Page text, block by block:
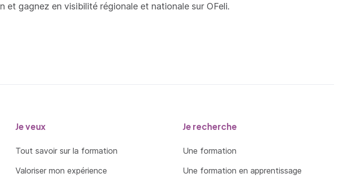
gagnez en visibilité régionale et nationale sur OFeli.
Je veux
Tout savoir sur la formation
Valoriser mon expérience
Je recherche
Une formation
Une formation en apprentissage